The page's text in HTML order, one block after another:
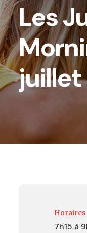
Les
juillet
Horaires
7h15 à